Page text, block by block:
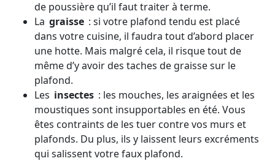
de poussière qu’il faut traiter à terme.
La graisse : si votre plafond tendu est placé
dans votre cuisine, il faudra tout d’abord placer
une hotte. Mais malgré cela, il risque tout de
même d’y avoir des taches de graisse sur le
plafond.
Les insectes : les mouches, les araignées et les
moustiques sont insupportables en été. Vous
êtes contraints de les tuer contre vos murs et
plafonds. Du plus, ils y laissent leurs excréments
qui salissent votre faux plafond.